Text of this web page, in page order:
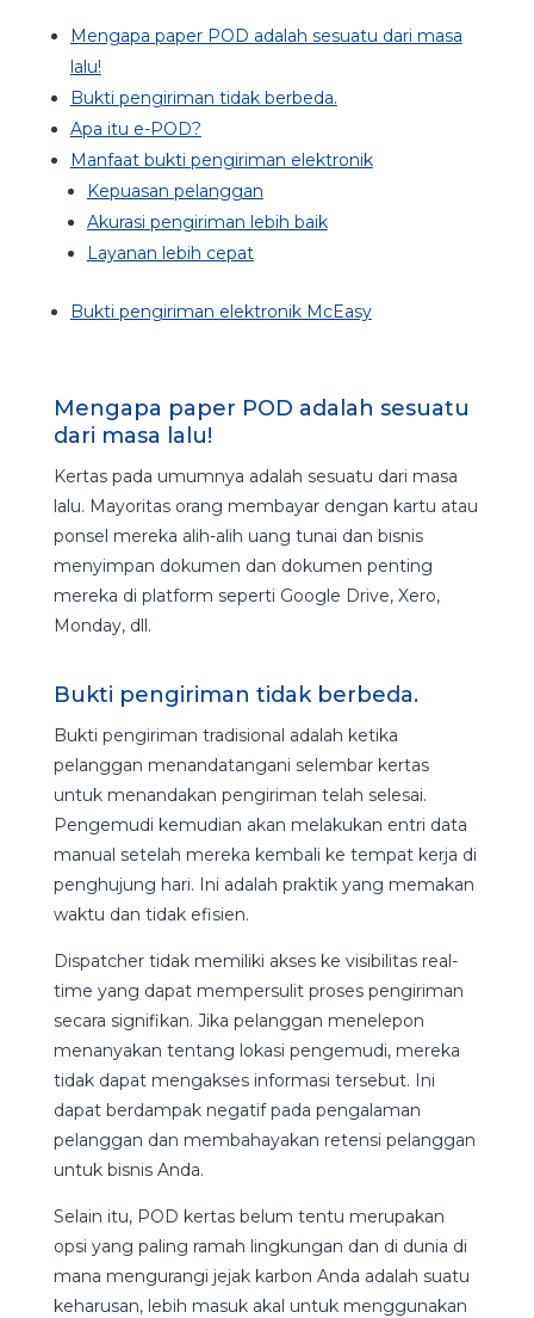
Mengapa paper POD adalah sesuatu dari masa
lalu!
Bukti pengiriman tidak berbeda.
Apa itu e-POD?
Manfaat bukti pengiriman elektronik
Kepuasan pelanggan
Akurasi pengiriman lebih baik
Layanan lebih cepat
Bukti pengiriman elektronik McEasy
Mengapa paper POD adalah sesuatu
dari masa lalu!
Kertas pada umumnya adalah sesuatu dari masa
lalu. Mayoritas orang membayar dengan kartu atau
ponsel mereka alih-alih uang tunai dan bisnis
menyimpan dokumen dan dokumen penting
mereka di platform seperti Google Drive, Xero,
Monday, dll.
Bukti pengiriman tidak berbeda.
Bukti pengiriman tradisional adalah ketika
pelanggan menandatangani selembar kertas
untuk menandakan pengiriman telah selesai.
Pengemudi kemudian akan melakukan entri data
manual setelah mereka kembali ke tempat kerja di
penghujung hari. Ini adalah praktik yang memakan
waktu dan tidak efisien.
Dispatcher tidak memiliki akses ke visibilitas real-
time yang dapat mempersulit proses pengiriman
secara signifikan. Jika pelanggan menelepon
menanyakan tentang lokasi pengemudi, mereka
tidak dapat mengakses informasi tersebut. Ini
dapat berdampak negatif pada pengalaman
pelanggan dan membahayakan retensi pelanggan
untuk bisnis Anda.
Selain itu, POD kertas belum tentu merupakan
opsi yang paling ramah lingkungan dan di dunia di
mana mengurangi jejak karbon Anda adalah suatu
keharusan, lebih masuk akal untuk menggunakan